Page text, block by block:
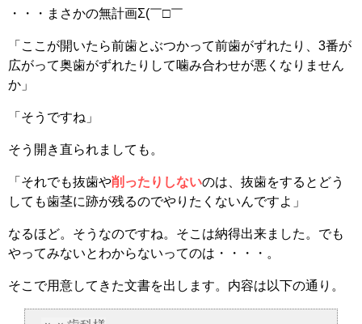
・・・まさかの無計画Σ(￣□￣
「ここが開いたら前歯とぶつかって前歯がずれたり、3番が
広がって奥歯がずれたりして噛み合わせが悪くなりません
か」
「そうですね」
そう開き直られましても。
「それでも抜歯や削ったりしないのは、抜歯をするとどう
しても歯茎に跡が残るのでやりたくないんですよ」
なるほど。そうなのですね。そこは納得出来ました。でも
やってみないとわからないってのは・・・・。
そこで用意してきた文書を出します。内容は以下の通り。